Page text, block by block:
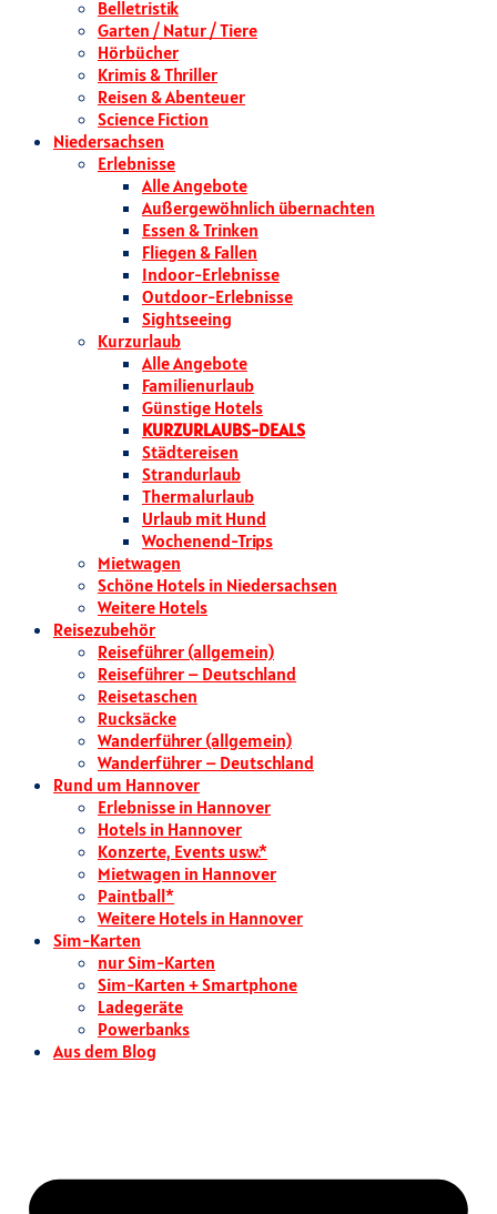
Belletristik
Garten / Natur / Tiere
Hörbücher
Krimis & Thriller
Reisen & Abenteuer
Science Fiction
Niedersachsen
Erlebnisse
Alle Angebote
Außergewöhnlich übernachten
Essen & Trinken
Fliegen & Fallen
Indoor-Erlebnisse
Outdoor-Erlebnisse
Sightseeing
Kurzurlaub
Alle Angebote
Familienurlaub
Günstige Hotels
KURZURLAUBS-DEALS
Städtereisen
Strandurlaub
Thermalurlaub
Urlaub mit Hund
Wochenend-Trips
Mietwagen
Schöne Hotels in Niedersachsen
Weitere Hotels
Reisezubehör
Reiseführer (allgemein)
Reiseführer – Deutschland
Reisetaschen
Rucksäcke
Wanderführer (allgemein)
Wanderführer – Deutschland
Rund um Hannover
Erlebnisse in Hannover
Hotels in Hannover
Konzerte, Events usw.*
Mietwagen in Hannover
Paintball*
Weitere Hotels in Hannover
Sim-Karten
nur Sim-Karten
Sim-Karten + Smartphone
Ladegeräte
Powerbanks
Aus dem Blog